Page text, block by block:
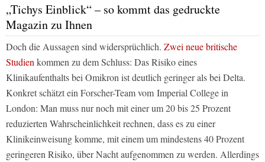
„Tichys Einblick“ – so kommt das gedruckte
Magazin zu Ihnen
Doch die Aussagen sind widersprüchlich. Zwei neue britische
Studien kommen zu dem Schluss: Das Risiko eines
Klinikaufenthalts bei Omikron ist deutlich geringer als bei Delta.
Konkret schätzt ein Forscher-Team vom Imperial College in
London: Man muss nur noch mit einer um 20 bis 25 Prozent
reduzierten Wahrscheinlichkeit rechnen, dass es zu einer
Klinikeinweisung komme, mit einem um mindestens 40 Prozent
geringeren Risiko, über Nacht aufgenommen zu werden. Allerdings